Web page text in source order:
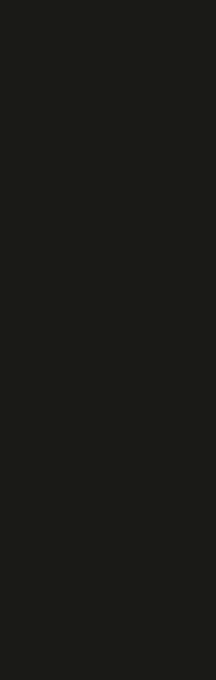
qual
vamos
Sport, que esteve
da Rússia. Este
Logicamente
Sul-Americana.
quiser
vem
com vontade e ao
de Joel Carli.